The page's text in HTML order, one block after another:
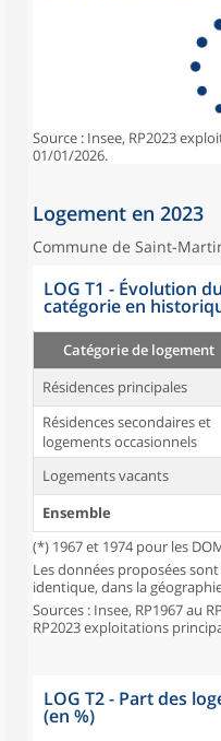
Source : Insee, RP2023
01/01/2026.
Logement en 2023
Commune de Saint-
LOG T1 - Évolution
catégorie en
Catégorie de logement
Résidences principales
Résidences secondaires et
logements occasionnels
Logements vacants
Ensemble
(*) 1967 et 1974 pour les
Les données proposées
identique, dans la
Sources : Insee, RP1967 au
RP2023 exploitations
LOG T2 - Part des
(en %)